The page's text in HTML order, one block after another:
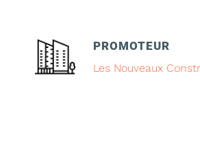
PROMOTEUR
Les Nouveaux